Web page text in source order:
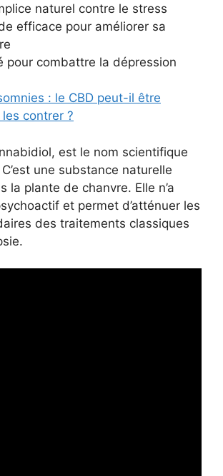
naturel contre le stress
efficace pour améliorer sa
pour combattre la dépression
: le CBD peut-il être
contrer ?
est le nom scientifique
une substance naturelle
la plante de chanvre. Elle n’a
et permet d’atténuer les
des traitements classiques